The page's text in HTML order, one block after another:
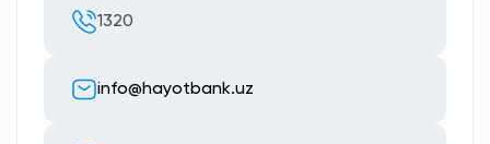
1320
info@hayotbank.uz